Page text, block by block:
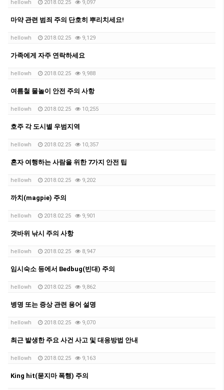
hellowh 2018.02.25 9,097
마약 관련 범죄 주의 단호히 뿌리치세요!
hellowh 2018.02.25 9,129
가족에게 자주 연락하세요
hellowh 2018.02.25 9,988
여름철 물놀이 안전 주의 사항
hellowh 2018.02.25 10,255
호주 각 도시별 우범지역
hellowh 2018.02.25 10,357
혼자 여행하는 사람을 위한 7가지 안전 팁
hellowh 2018.02.25 9,202
까치(magpie) 주의
hellowh 2018.02.25 9,901
갯바위 낚시 주의 사항
hellowh 2018.02.25 8,947
임시숙소 등에서 Bedbug(빈대) 주의
hellowh 2018.02.25 9,862
병명 또는 증상 관련 용어 설명
hellowh 2018.02.25 9,070
최근 발생한 주요 사건 사고 및 대응방법 안내
hellowh 2018.02.25 9,163
King hit(묻지마 폭행) 주의